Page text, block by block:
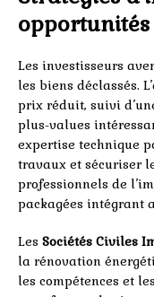
Les investisseurs
les biens déclassés.
prix réduit, suivi
plus-values
expertise technique
travaux et sécuriser
professionnels de
packagées intégrant
Les Sociétés Civiles
la rénovation
les compétences et